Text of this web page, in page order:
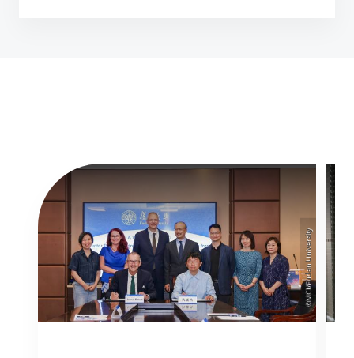
©MCI/Fudan University